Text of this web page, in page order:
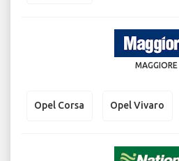
MAGGIORE
Opel Corsa Opel Vivaro